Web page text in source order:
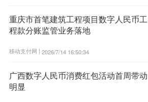
重庆市首笔建筑工程项目数字人民币工
程款分账监管业务落地
移动支付网 | 2026/7/14 16:50:34
广西数字人民币消费红包活动首周带动
明显